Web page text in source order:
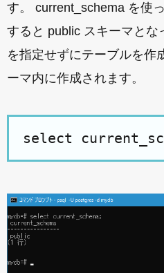
す。 current_schema を使
すると public スキーマとな
を指定せずにテーブルを作
ーマ内に作成されます。
select